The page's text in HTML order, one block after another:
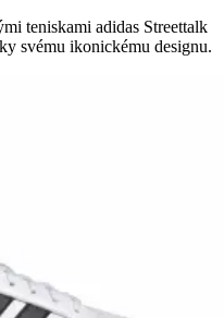
teniskami adidas Streettalk
svému ikonickému designu.